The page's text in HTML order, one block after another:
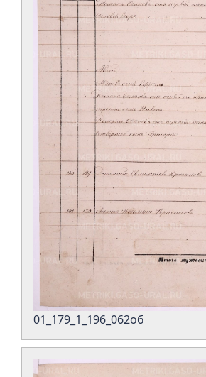
01_179_1_196_062об